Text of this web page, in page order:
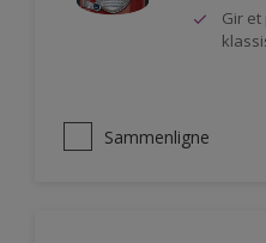
Gir
Sammenligne